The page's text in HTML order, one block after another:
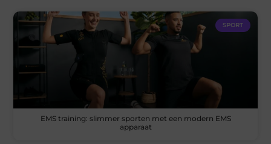
SPORT
EMS training: slimmer sporten met een modern EMS
apparaat